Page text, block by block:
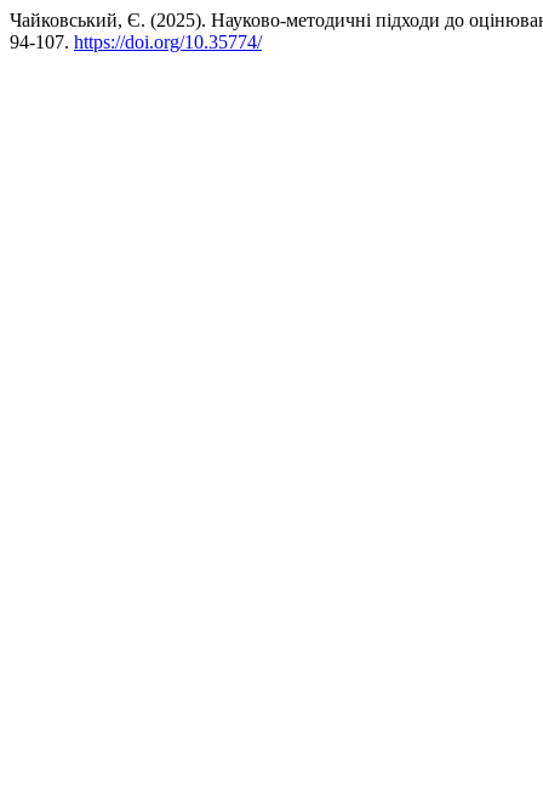
Чайковський, Є. (2025). Науково-методичні підходи до
94-107. https://doi.org/10.35774/